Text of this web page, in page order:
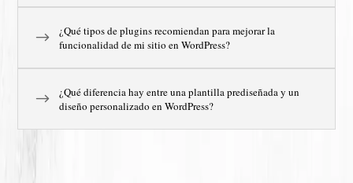
¿Qué tipos de plugins recomiendan para mejorar la
funcionalidad de mi sitio en WordPress?
¿Qué diferencia hay entre una plantilla prediseñada y un
diseño personalizado en WordPress?